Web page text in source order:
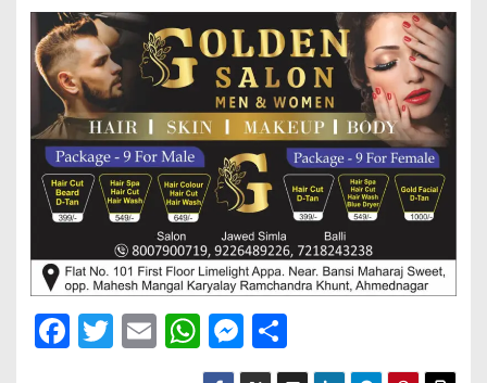
F
a
T
w
E
m
W
h
M
e
S
h